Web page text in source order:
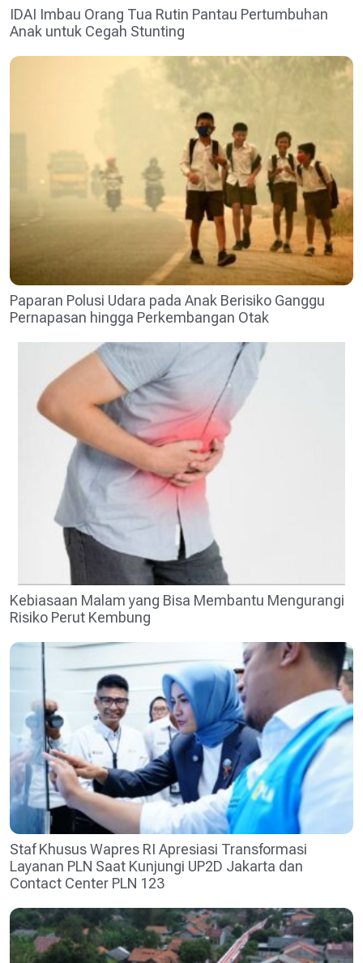
IDAI Imbau Orang Tua Rutin Pantau Pertumbuhan
Anak untuk Cegah Stunting
Paparan Polusi Udara pada Anak Berisiko Ganggu
Pernapasan hingga Perkembangan Otak
Kebiasaan Malam yang Bisa Membantu Mengurangi
Risiko Perut Kembung
Staf Khusus Wapres RI Apresiasi Transformasi
Layanan PLN Saat Kunjungi UP2D Jakarta dan
Contact Center PLN 123